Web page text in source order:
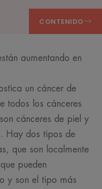
CONTENIDO
aumentando en
un cáncer de
todos los cánceres
cánceres de piel y
Hay dos tipos de
que son localmente
pueden
y son el tipo más